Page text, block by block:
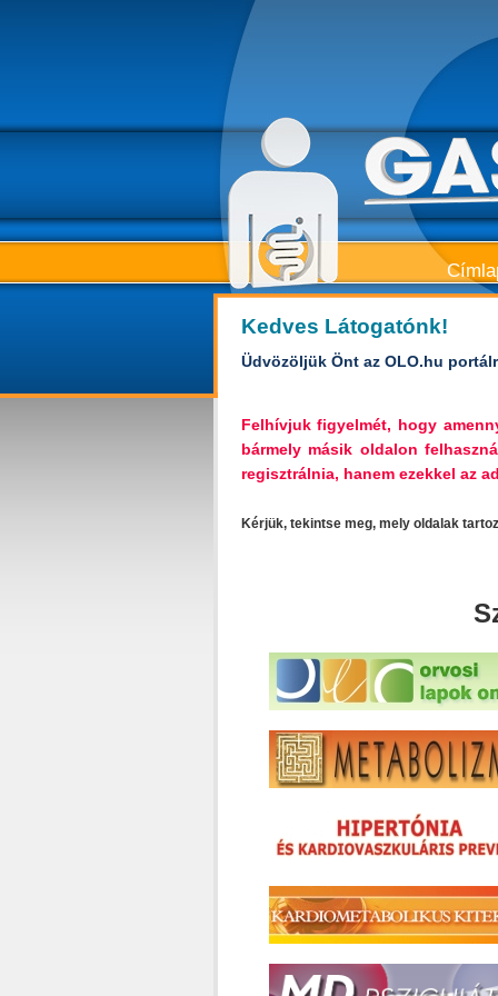
Kedves Látogatónk!
Üdvözöljük Önt az OLO.hu
Felhívjuk figyelmét, hogy
bármely másik oldalon
regisztrálnia, hanem ezekkel az
Kérjük, tekintse meg, mely oldalak